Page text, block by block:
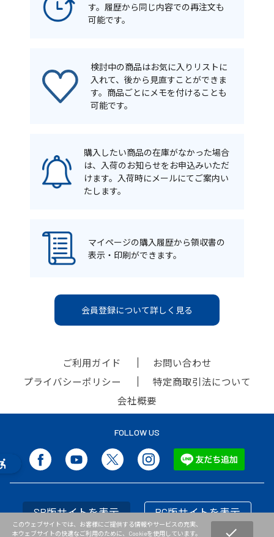
す。履歴から同じ内容での再注文も
可能です。
検討中の商品はお気に入りリストに
入れて、後から見直すことができま
す。商品ごとにメモを付けることも
可能です。
購入したい商品の在庫がなかった場合
は、入荷のお知らせをお申込みいただ
けます。入荷時にメールにてご案内い
たします。
マイページの購入履歴から領収書の
表示・印刷ができます。
会員登録について詳しく見る
ご利用ガイド
お問い合わせ
プライバシーポリシー
特定商取引法について
会社概要
FOLLOW US
SP版サイトを表示 PC版サイトを表示
このウェブサイトでは、お客様にご提供する情報やサービスの充実、
本ウェブサイトの快適なご利用のために、Cookieを使用しています。
check